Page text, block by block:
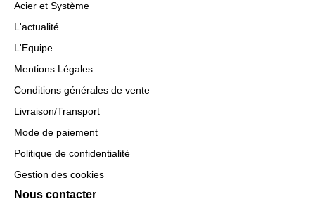
Acier et Système
L'actualité
L'Equipe
Mentions Légales
Conditions générales de vente
Livraison/Transport
Mode de paiement
Politique de confidentialité
Gestion des cookies
Nous contacter